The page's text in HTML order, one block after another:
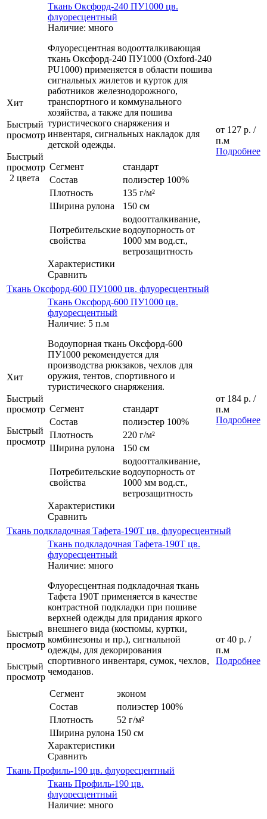
Хит
Быстрый
просмотр
Быстрый
просмотр
2 цвета
Ткань Оксфорд-240 ПУ1000 цв.
флуоресцентный
Наличие: много
Флуоресцентная водоотталкивающая
ткань Оксфорд-240 ПУ1000 (Oxford-240
PU1000) применяется в области пошива
сигнальных жилетов и курток для
работников железнодорожного,
транспортного и коммунального
хозяйства, а также для пошива
туристического снаряжения и
инвентаря, сигнальных накладок для
детской одежды.
Сегмент
стандарт
Состав
полиэстер 100%
Плотность
135 г/м²
Ширина рулона
150 см
Потребительские
свойства
водоотталкивание,
водоупорность от
1000 мм вод.ст.,
ветрозащитность
Характеристики
Сравнить
от 127 р. /
п.м
Подробнее
Ткань Оксфорд-600 ПУ1000 цв. флуоресцентный
Хит
Быстрый
просмотр
Быстрый
просмотр
Ткань Оксфорд-600 ПУ1000 цв.
флуоресцентный
Наличие: 5 п.м
Водоупорная ткань Оксфорд-600
ПУ1000 рекомендуется для
производства рюкзаков, чехлов для
оружия, тентов, спортивного и
туристического снаряжения.
Сегмент
стандарт
Состав
полиэстер 100%
Плотность
220 г/м²
Ширина рулона
150 см
Потребительские
свойства
водоотталкивание,
водоупорность от
1000 мм вод.ст.,
ветрозащитность
Характеристики
Сравнить
от 184 р. /
п.м
Подробнее
Ткань подкладочная Тафета-190Т цв. флуоресцентный
Быстрый
просмотр
Быстрый
просмотр
Ткань подкладочная Тафета-190Т цв.
флуоресцентный
Наличие: много
Флуоресцентная подкладочная ткань
Тафета 190Т применяется в качестве
контрастной подкладки при пошиве
верхней одежды для придания яркого
внешнего вида (костюмы, куртки,
комбинезоны и пр.), сигнальной
одежды, для декорирования
спортивного инвентаря, сумок, чехлов,
чемоданов.
Сегмент
эконом
Состав
полиэстер 100%
Плотность
52 г/м²
Ширина рулона 150 см
Характеристики
Сравнить
от 40 р. /
п.м
Подробнее
Ткань Профиль-190 цв. флуоресцентный
Ткань Профиль-190 цв.
флуоресцентный
Наличие: много